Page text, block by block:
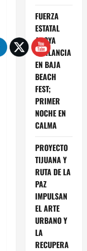
FUERZA
ESTATAL
APOYA
VIGILANCIA
EN BAJA
BEACH
FEST;
PRIMER
NOCHE EN
CALMA
PROYECTO
TIJUANA Y
RUTA DE LA
PAZ
IMPULSAN
EL ARTE
URBANO Y
LA
RECUPERA